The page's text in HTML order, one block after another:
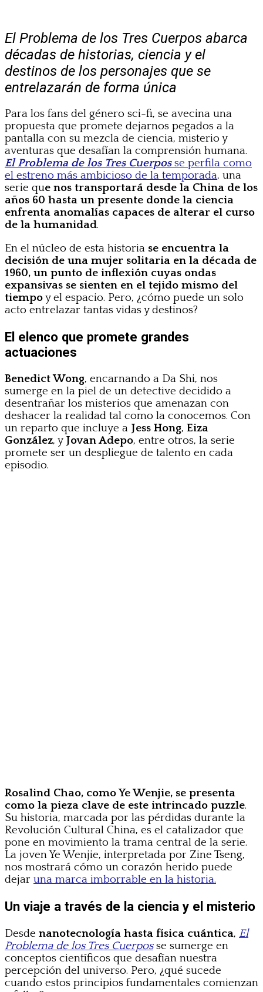
El Problema de los Tres Cuerpos abarca
décadas de historias, ciencia y el
destinos de los personajes que se
entrelazarán de forma única
Para los fans del género sci-fi, se avecina una
propuesta que promete dejarnos pegados a la
pantalla con su mezcla de ciencia, misterio y
aventuras que desafían la comprensión humana.
El Problema de los Tres Cuerposse perfila como
el estreno más ambicioso de la temporada, una
serie que nos transportará desde la China de los
años 60 hasta un presente donde la ciencia
enfrenta anomalías capaces de alterar el curso
de la humanidad.
En el núcleo de esta historia se encuentra la
decisión de una mujer solitaria en la década de
1960, un punto de inflexión cuyas ondas
expansivas se sienten en el tejido mismo del
tiempoy el espacio. Pero, ¿cómo puede un solo
acto entrelazar tantas vidas y destinos?
El elenco que promete grandes
actuaciones
Benedict Wong, encarnando a Da Shi, nos
sumerge en la piel de un detective decidido a
desentrañar los misterios que amenazan con
deshacer la realidad tal como la conocemos. Con
un reparto que incluye a Jess Hong, Eiza
González, y Jovan Adepo, entre otros, la serie
promete ser un despliegue de talento en cada
episodio.
Rosalind Chao, como Ye Wenjie, se presenta
como la pieza clave de este intrincado puzzle.
Su historia, marcada por las pérdidas durante la
Revolución Cultural China, es el catalizador que
pone en movimiento la trama central de la serie.
La joven Ye Wenjie, interpretada por Zine Tseng,
nos mostrará cómo un corazón herido puede
dejar una marca imborrable en la historia.
Un viaje a través de la ciencia y el misterio
Desde nanotecnología hasta física cuántica, El
Problema de los Tres Cuerposse sumerge en
conceptos científicos que desafían nuestra
percepción del universo. Pero, ¿qué sucede
cuando estos principios fundamentales comienzan